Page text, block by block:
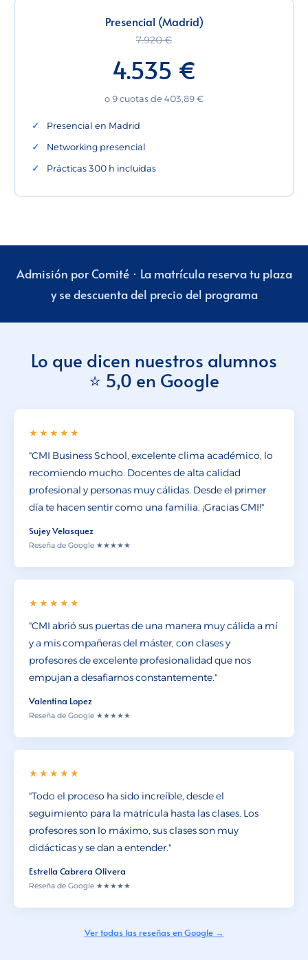
Presencial (Madrid)
7.920 €
4.535 €
o 9 cuotas de 403,89 €
Presencial en Madrid
Networking presencial
Prácticas 300 h incluidas
Admisión por Comité · La matrícula reserva tu plaza
y se descuenta del precio del programa
Lo que dicen nuestros alumnos
⭐ 5,0 en Google
★★★★★
"CMI Business School, excelente clima académico, lo
recomiendo mucho. Docentes de alta calidad
profesional y personas muy cálidas. Desde el primer
día te hacen sentir como una familia. ¡Gracias CMI!"
Sujey Velasquez
Reseña de Google ★★★★★
★★★★★
"CMI abrió sus puertas de una manera muy cálida a mí
y a mis compañeras del máster, con clases y
profesores de excelente profesionalidad que nos
empujan a desafiarnos constantemente."
Valentina Lopez
Reseña de Google ★★★★★
★★★★★
"Todo el proceso ha sido increíble, desde el
seguimiento para la matrícula hasta las clases. Los
profesores son lo máximo, sus clases son muy
didácticas y se dan a entender."
Estrella Cabrera Olivera
Reseña de Google ★★★★★
Ver todas las reseñas en Google →